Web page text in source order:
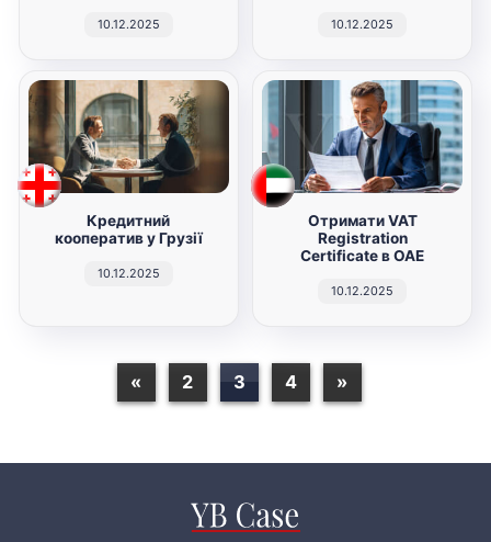
10.12.2025 10.12.2025
Кредитний
кооператив у Грузії
10.12.2025
Отримати VAT
Registration
Certificate в ОАЕ
10.12.2025
« 2 3 4 »